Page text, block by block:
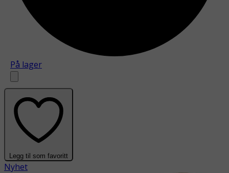
På lager
Legg til som favoritt
Nyhet